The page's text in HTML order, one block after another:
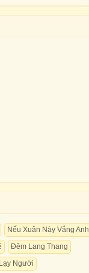
Nếu Xuân Này Vắng Anh
Đêm Lang Thang
Người